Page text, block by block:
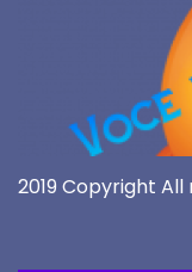
2019 Copyright